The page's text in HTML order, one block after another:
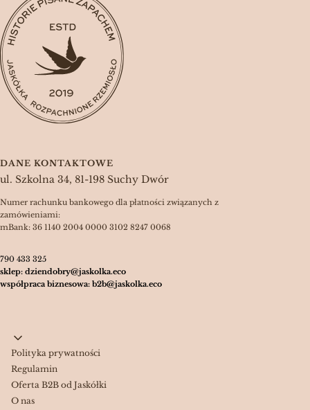
DANE KONTAKTOWE
ul. Szkolna 34, 81-198 Suchy Dwór
Numer rachunku bankowego dla płatności związanych z
zamówieniami:
mBank: 36 1140 2004 0000 3102 8247 0068
790 433 325
sklep: dziendobry@jaskolka.eco
współpraca biznesowa: b2b@jaskolka.eco
Linki w stopce
Polityka prywatności
Regulamin
Oferta B2B od Jaskółki
O nas